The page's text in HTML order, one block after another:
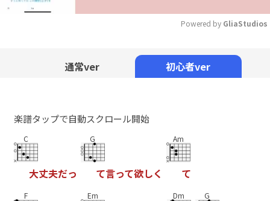
Powered by GliaStudios
通常ver 初心者ver
楽譜タップで自動スクロール開始
C
大丈夫だっ
G
て言って欲しく
Am
て
F Em Dm G